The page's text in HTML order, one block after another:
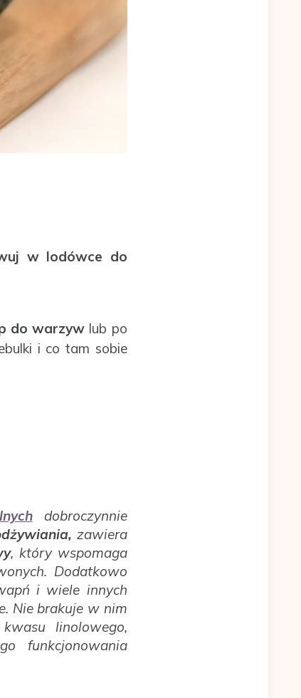
w lodówce do
do warzyw lub po
i co tam sobie
dobroczynnie
zawiera
, który wspomaga
Dodatkowo
i wiele innych
Nie brakuje w nim
linolowego,
funkcjonowania